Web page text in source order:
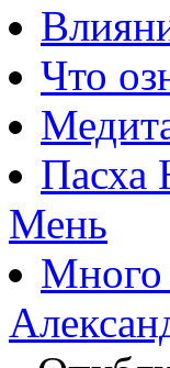
Что
Пасха
Мень
Много